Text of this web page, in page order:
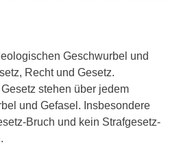
Geschwurbel und
Recht und Gesetz.
stehen über jedem
und Gefasel. Insbesondere
Bruch und kein Strafgesetz-